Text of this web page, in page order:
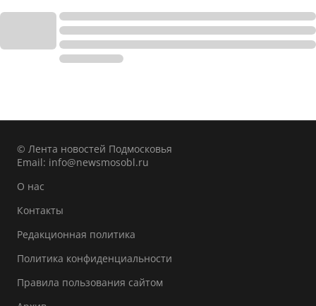
© Лента новостей Подмосковья
Email: info@newsmosobl.ru
О нас
Контакты
Редакционная политика
Политика конфиденциальности
Правила пользования сайтом